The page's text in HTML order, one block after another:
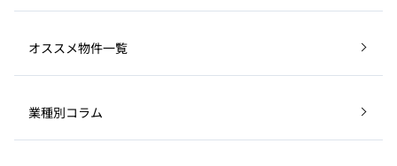
オススメ物件一覧
業種別コラム